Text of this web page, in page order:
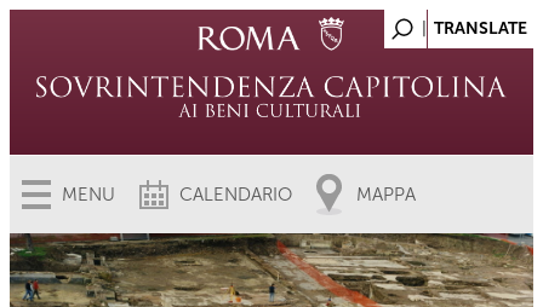
MENU CALENDARIO MAPPA